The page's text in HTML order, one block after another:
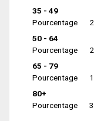
35 - 49
Pourcentage
50 - 64
Pourcentage
65 - 79
Pourcentage
80+
Pourcentage